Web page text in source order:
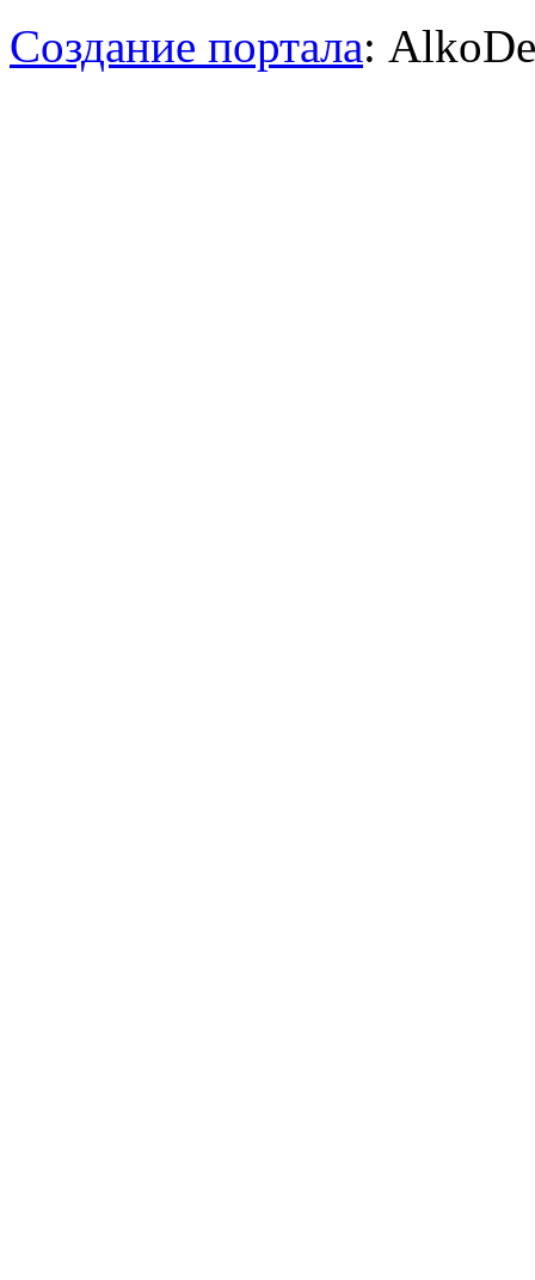
Создание портала: